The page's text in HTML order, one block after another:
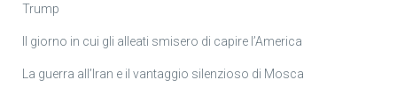
Trump
Il giorno in cui gli alleati smisero di capire l’America
La guerra all’Iran e il vantaggio silenzioso di Mosca